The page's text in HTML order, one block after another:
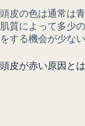
頭皮の色は通常は
肌質によって多少
をする機会が少な
頭皮が赤い原因と